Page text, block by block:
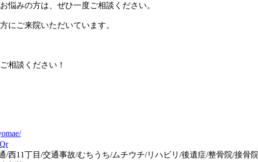
悩みの方は、ぜひ一度ご相談ください。
にご来院いただいています。
相談ください！
西11丁目/交通事故/むちうち/ムチウチ/リハビリ/後遺症/整骨院/接骨